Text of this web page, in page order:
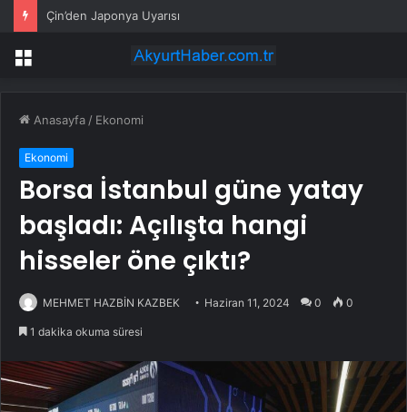
Çin’den Japonya Uyarısı
Menü
Anasayfa / Ekonomi
Ekonomi
Borsa İstanbul güne yatay
başladı: Açılışta hangi
hisseler öne çıktı?
MEHMET HAZBİN KAZBEK Haziran 11, 2024 0 0
1 dakika okuma süresi